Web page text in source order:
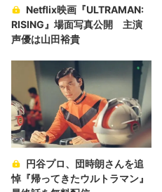
Netflix映画『ULTRAMAN:
RISING』場面写真公開 主演
声優は山田裕貴
円谷プロ、団時朗さんを追
悼『帰ってきたウルトラマン』